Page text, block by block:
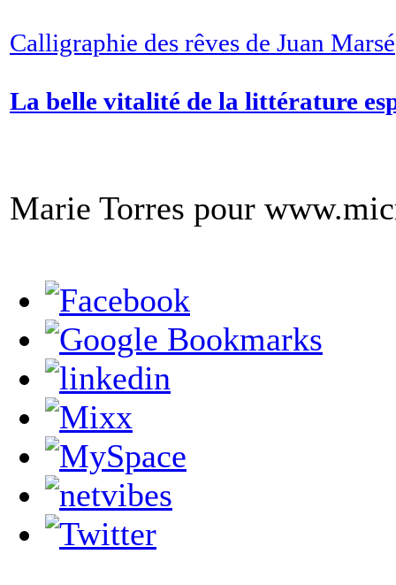
Calligraphie des rêves de Juan Marsé
La belle vitalité de la littérature
Marie Torres pour